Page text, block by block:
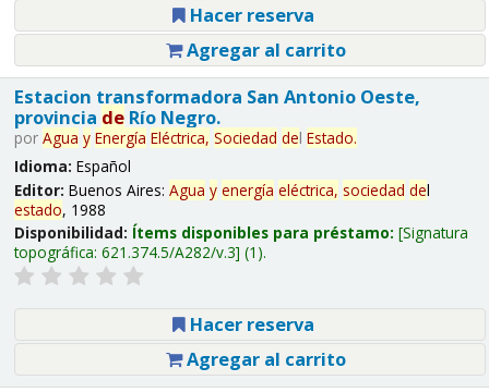
Hacer reserva
Agregar al carrito
Estacion transformadora San Antonio Oeste,
provincia deRío Negro.
por Agua y Energía Eléctrica, Sociedad del Estado.
Idioma: Español
Editor: Buenos Aires: Agua y energía eléctrica, sociedad del
estado, 1988
Disponibilidad: Ítems disponibles para préstamo: Signatura
topográfica: 621.374.5/A282/v.3 (1).
Hacer reserva
Agregar al carrito